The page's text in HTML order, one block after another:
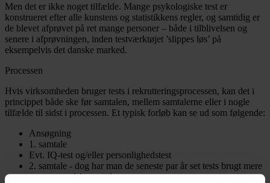
Men det er ikke noget tilfælde. Mange psykologiske test er
konstrueret efter alle kunstens og statistikkens regler, og samtidig er
de blevet afprøvet på ret mange personer – både i tilblivelsen og
senere i afprøvningen, inden testværktøjet ’slippes løs’ på
eksempelvis det danske marked.
Processen
Hvis virksomheden bruger tests i rekrutteringsprocessen, kan det i
princippet både ske før samtalen, mellem samtalerne eller i nogle
tilfælde til sidst i processen. Et typisk forløb kan se ud som følgende:
Ansøgning
1. samtale
Evt. IQ-test og/eller personlighedstest
2. samtale - dog har man de seneste par år set tests brugt mere
og mere ved 1. samtale